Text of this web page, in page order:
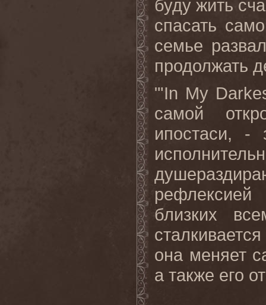
буду жить
спасать
семье
продолжать
"'In My
самой
ипостаси,
рефлексией
близких
она меняет
а также его